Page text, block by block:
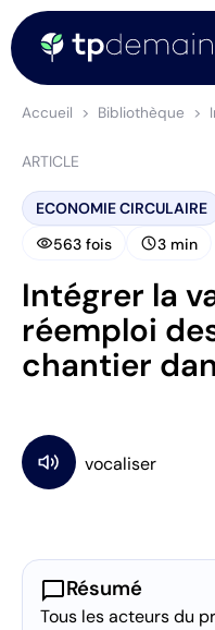
Accueil Bibliothèque
ARTICLE
ECONOMIE CIRCULAIRE
visibility563 fois schedule3 min
Intégrer la
réemploi
chantier
chat_bubbleRésumé
Tous les acteurs du